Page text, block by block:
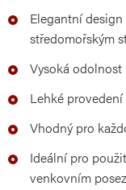
Elegantní
středomořským
Vysoká
Lehké
Vhodný pro
Ideální pro
venkovním